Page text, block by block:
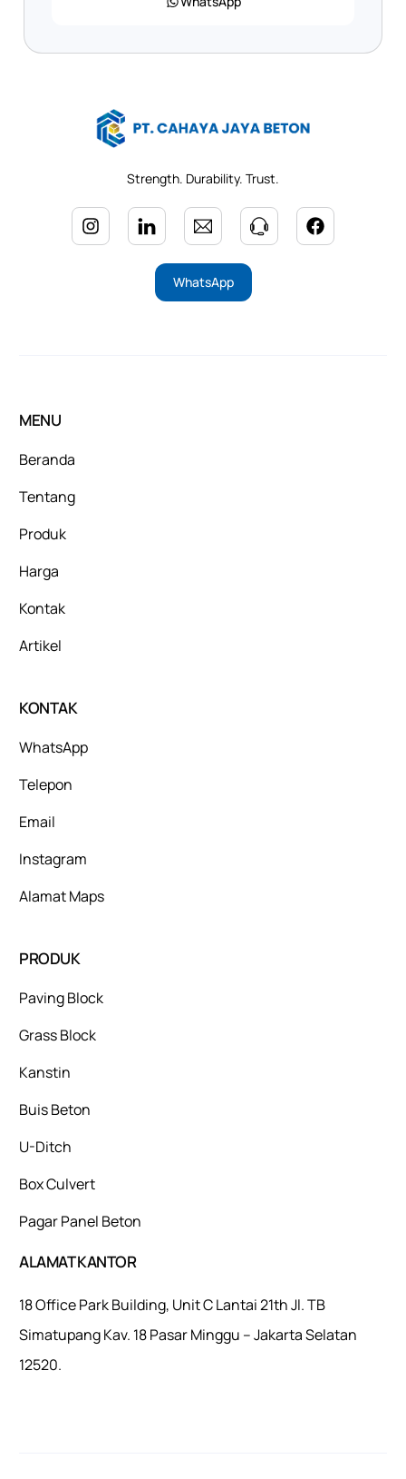
Strength. Durability. Trust.
WhatsApp
MENU
Beranda
Tentang
Produk
Harga
Kontak
Artikel
KONTAK
WhatsApp
Telepon
Email
Instagram
Alamat Maps
PRODUK
Paving Block
Grass Block
Kanstin
Buis Beton
U-Ditch
Box Culvert
Pagar Panel Beton
ALAMAT KANTOR
18 Office Park Building, Unit C Lantai 21th Jl. TB
Simatupang Kav. 18 Pasar Minggu – Jakarta Selatan
12520.